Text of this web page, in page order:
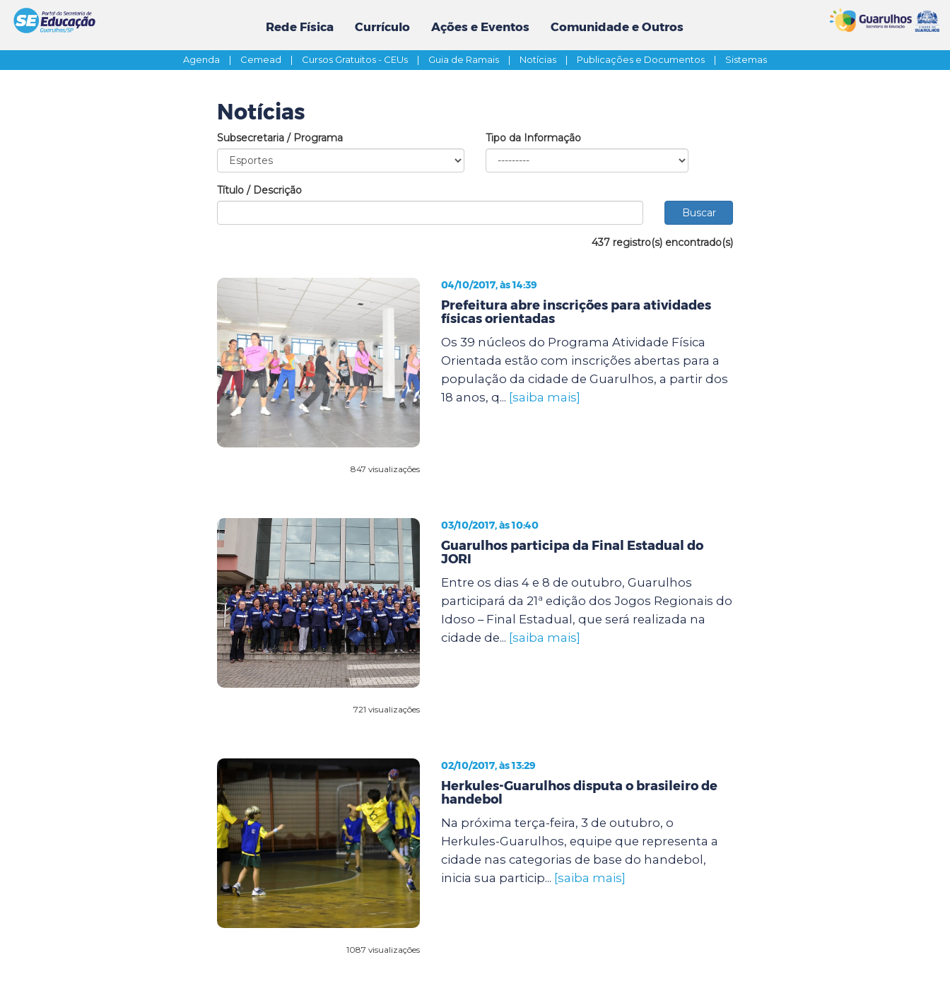
Rede Física Currículo Ações e Eventos Comunidade e Outros
Agenda | Cemead | Cursos Gratuitos - CEUs | Guia de Ramais | Notícias | Publicações e Documentos | Sistemas
Notícias
Subsecretaria / Programa Tipo da Informação
Título / Descrição
437 registro(s) encontrado(s)
847 visualizações
04/10/2017, às 14:39
Prefeitura abre inscrições para atividades
físicas orientadas
Os 39 núcleos do Programa Atividade Física
Orientada estão com inscrições abertas para a
população da cidade de Guarulhos, a partir dos
18 anos, q... [saiba mais]
721 visualizações
03/10/2017, às 10:40
Guarulhos participa da Final Estadual do
JORI
Entre os dias 4 e 8 de outubro, Guarulhos
participará da 21ª edição dos Jogos Regionais do
Idoso – Final Estadual, que será realizada na
cidade de... [saiba mais]
1087 visualizações
02/10/2017, às 13:29
Herkules-Guarulhos disputa o brasileiro de
handebol
Na próxima terça-feira, 3 de outubro, o
Herkules-Guarulhos, equipe que representa a
cidade nas categorias de base do handebol,
inicia sua particip... [saiba mais]